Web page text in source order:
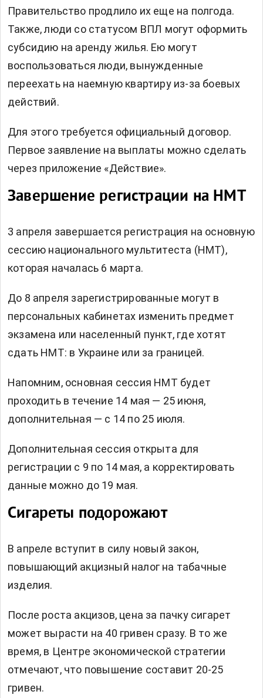
Правительство продлило их еще на полгода.
Также, люди со статусом ВПЛ могут оформить
субсидию на аренду жилья. Ею могут
воспользоваться люди, вынужденные
переехать на наемную квартиру из-за боевых
действий.
Для этого требуется официальный договор.
Первое заявление на выплаты можно сделать
через приложение «Действие».
Завершение регистрации на НМТ
3 апреля завершается регистрация на основную
сессию национального мультитеста (НМТ),
которая началась 6 марта.
До 8 апреля зарегистрированные могут в
персональных кабинетах изменить предмет
экзамена или населенный пункт, где хотят
сдать НМТ: в Украине или за границей.
Напомним, основная сессия НМТ будет
проходить в течение 14 мая — 25 июня,
дополнительная — с 14 по 25 июля.
Дополнительная сессия открыта для
регистрации с 9 по 14 мая, а корректировать
данные можно до 19 мая.
Сигареты подорожают
В апреле вступит в силу новый закон,
повышающий акцизный налог на табачные
изделия.
После роста акцизов, цена за пачку сигарет
может вырасти на 40 гривен сразу. В то же
время, в Центре экономической стратегии
отмечают, что повышение составит 20-25
гривен.